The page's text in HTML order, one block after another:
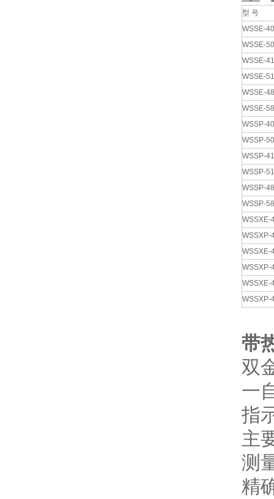
型 号
WSSE-
WSSE-
WSSE-
WSSE-
WSSE-
WSSE-
WSSP-
WSSP-
WSSP-
WSSP-
WSSP-
WSSP-
WSSXE-
WSSXP-
WSSXE-
WSSXP-
WSSXE-
WSSXP-
带
双
一
指
主
测
精